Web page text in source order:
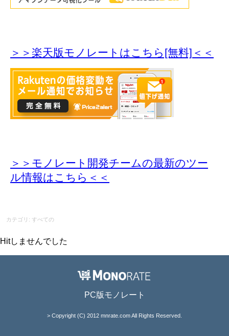
＞＞楽天版モノレートはこちら[無料]＜＜
＞＞モノレート開発チームの最新のツー
ル情報はこちら＜＜
カテゴリ: すべての
Hitしませんでした
PC版モノレート
> Copyright (C) 2012 mnrate.com All Rights Reserved.